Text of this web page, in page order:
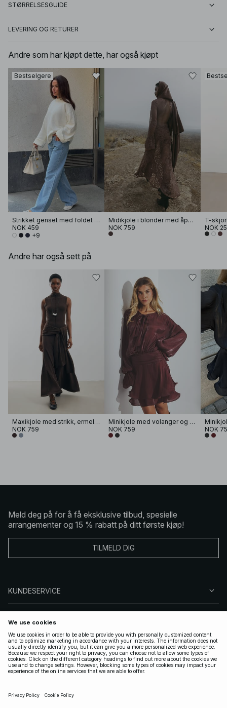
STØRRELSESGUIDE
LEVERING OG RETURER
Andre som har kjøpt dette, har også kjøpt
Bestselgere
Strikket genset med foldet erme
NOK 459
+9
Midikjole i blonder med åpen rygg
NOK 759
T-
NOK
Andre har også sett på
Maxikjole med strikk, ermeløs og sømdetaljer
NOK 759
Minikjole med volanger og rysjer i livet
NOK 759
NOK
Meld deg på for å få eksklusive tilbud, spesielle
arrangementer og 15 % rabatt på ditt første kjøp!
TILMELD DIG
KUNDESERVICE
FØLG OSS
LOVLIG